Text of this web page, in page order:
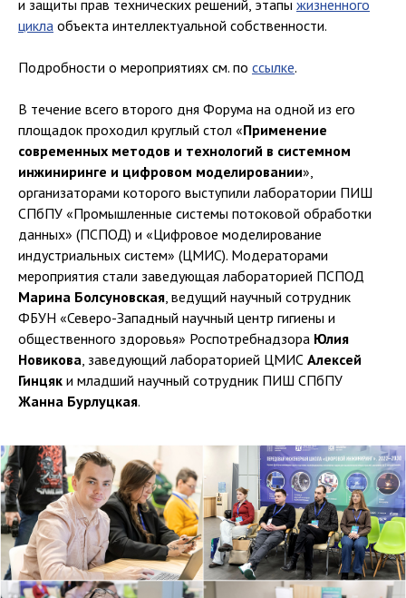
и защиты прав технических решений, этапы жизненного
цикла объекта интеллектуальной собственности.
Подробности о мероприятиях см. по ссылке.
В течение всего второго дня Форума на одной из его
площадок проходил круглый стол «Применение
современных методов и технологий в системном
инжиниринге и цифровом моделировании»,
организаторами которого выступили лаборатории ПИШ
СПбПУ «Промышленные системы потоковой обработки
данных» (ПСПОД) и «Цифровое моделирование
индустриальных систем» (ЦМИС). Модераторами
мероприятия стали заведующая лабораторией ПСПОД
Марина Болсуновская, ведущий научный сотрудник
ФБУН «Северо-Западный научный центр гигиены и
общественного здоровья» Роспотребнадзора Юлия
Новикова, заведующий лабораторией ЦМИС Алексей
Гинцяк и младший научный сотрудник ПИШ СПбПУ
Жанна Бурлуцкая.